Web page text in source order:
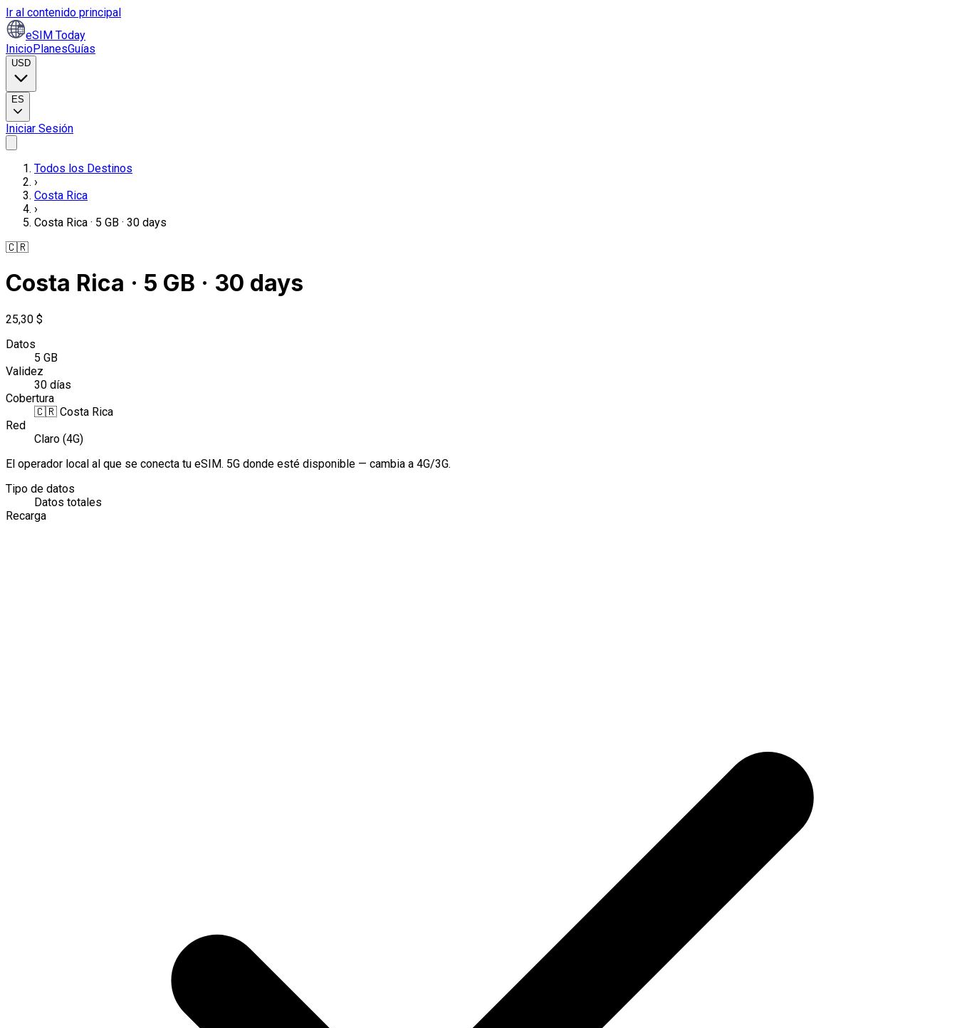
Ir al contenido principal
eSIM Today
InicioPlanesGuías
USD
ES
Iniciar Sesión
Todos los Destinos
›
Costa Rica
›
Costa Rica · 5 GB · 30 days
🇨🇷
Costa Rica · 5 GB · 30 days
25,30 $
Datos
5 GB
Validez
30 días
Cobertura
🇨🇷 Costa Rica
Red
Claro (4G)
El operador local al que se conecta tu eSIM. 5G donde esté disponible — cambia a 4G/3G.
Tipo de datos
Datos totales
Recarga